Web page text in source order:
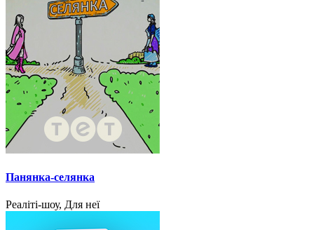
Панянка-селянка
Реаліті-шоу, Для неї